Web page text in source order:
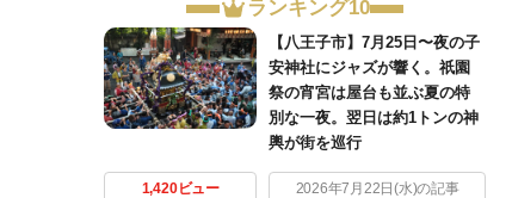
ランキング10
【八王子市】7月25日〜夜の子
安神社にジャズが響く。祇園
祭の宵宮は屋台も並ぶ夏の特
別な一夜。翌日は約1トンの神
輿が街を巡行
1,420ビュー 2026年7月22日(水)の記事